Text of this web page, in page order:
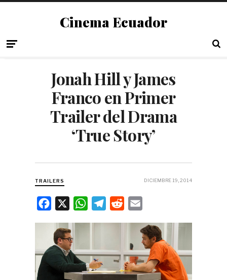
Cinema Ecuador
Jonah Hill y James
Franco en Primer
Trailer del Drama
‘True Story’
TRAILERS DICIEMBRE 19, 2014
c
e
W
s
A
T
r
i
t
a
i
l